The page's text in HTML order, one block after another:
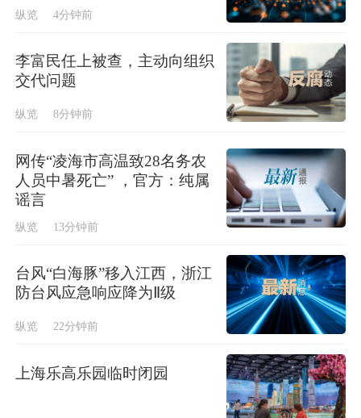
纵览 4分钟前
李富民任上被查，主动向组织
交代问题
纵览 8分钟前
网传“凌海市高温致28名务农
人员中暑死亡” ，官方：纯属
谣言
纵览 13分钟前
台风“白海豚”移入江西，浙江
防台风应急响应降为Ⅱ级
纵览 22分钟前
上海乐高乐园临时闭园